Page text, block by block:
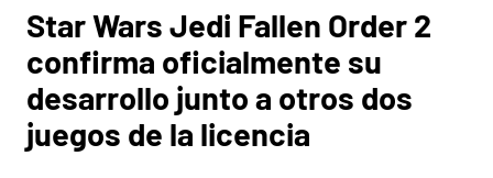
Star Wars Jedi Fallen Order 2
confirma oficialmente su
desarrollo junto a otros dos
juegos de la licencia